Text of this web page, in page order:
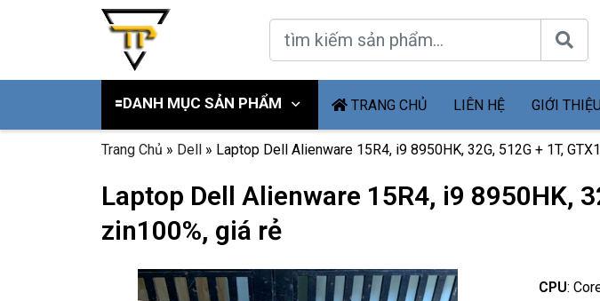
🟰DANH MỤC SẢN PHẨM TRANG CHỦ LIÊN HỆ GIỚI THIỆU
Trang Chủ » Dell » Laptop Dell Alienware 15R4, i9 8950HK, 32G, 512G + 1T,
Laptop Dell Alienware 15R4, i9 8950HK,
zin100%, giá rẻ
CPU: